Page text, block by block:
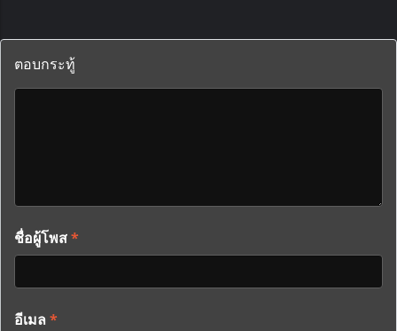
ตอบกระทู้
ชื่อผู้โพส*
อีเมล *